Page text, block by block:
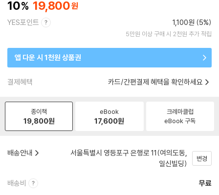
10 19,800
YES포인트 1,100원 (5%)
5만원 이상 구매 시 2천원 추가 적립
앱 다운 시 1천원 상품권
결제혜택 카드/간편결제 혜택을 확인하세요
종이책
19,800원
eBook
17,600원
크레마클럽
eBook 구독
배송안내
서울특별시 영등포구 은행로 11(여의도동,
일신빌딩)
변경
배송비 무료